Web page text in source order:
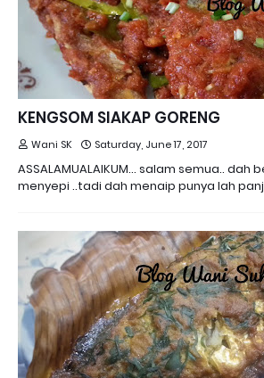
KENGSOM SIAKAP GORENG
Wani SK Saturday, June 17, 2017
ASSALAMUALAIKUM... salam semua.. dah
menyepi ..tadi dah menaip punya lah